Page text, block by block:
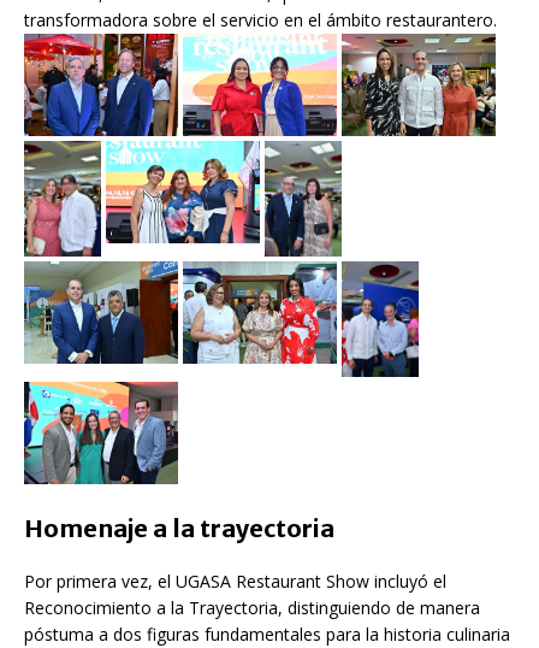
transformadora sobre el servicio en el ámbito restaurantero.
Homenaje a la trayectoria
Por primera vez, el UGASA Restaurant Show incluyó el
Reconocimiento a la Trayectoria, distinguiendo de manera
póstuma a dos figuras fundamentales para la historia culinaria